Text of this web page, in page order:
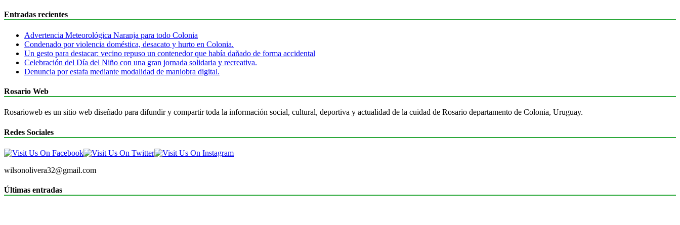
Entradas recientes
Advertencia Meteorológica Naranja para todo Colonia
Condenado por violencia doméstica, desacato y hurto en Colonia.
Un gesto para destacar: vecino repuso un contenedor que había dañado de forma accidental
Celebración del Día del Niño con una gran jornada solidaria y recreativa.
Denuncia por estafa mediante modalidad de maniobra digital.
Rosario Web
Rosarioweb es un sitio web diseñado para difundir y compartir toda la información social, cultural, deportiva y actualidad de la cuidad de Rosario departamento de Colonia, Uruguay.
Redes Sociales
wilsonolivera32@gmail.com
Últimas entradas